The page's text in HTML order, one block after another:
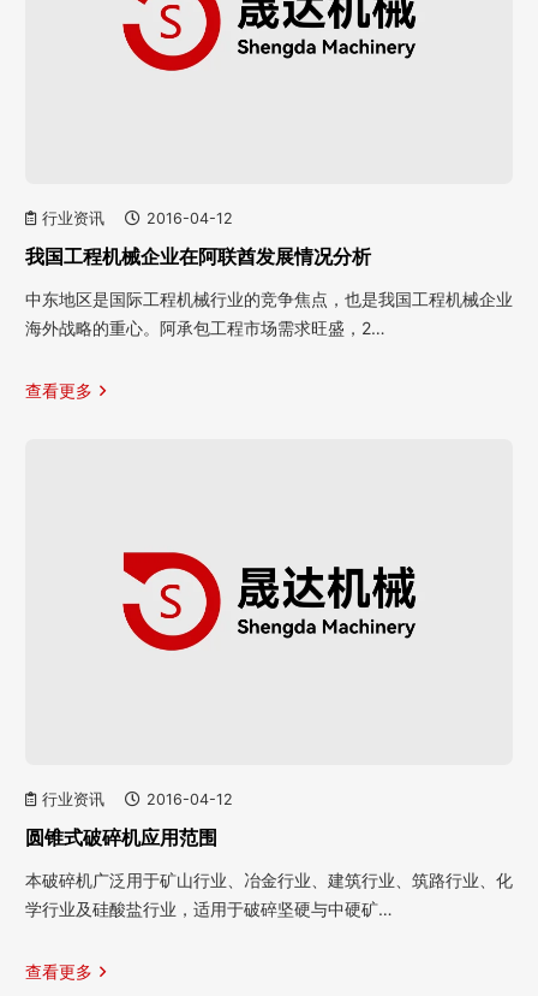
行业资讯 2016-04-12
我国工程机械企业在阿联酋发展情况分析
中东地区是国际工程机械行业的竞争焦点，也是我国工程机械企业
海外战略的重心。阿承包工程市场需求旺盛，2…
查看更多
行业资讯 2016-04-12
圆锥式破碎机应用范围
本破碎机广泛用于矿山行业、冶金行业、建筑行业、筑路行业、化
学行业及硅酸盐行业，适用于破碎坚硬与中硬矿…
查看更多